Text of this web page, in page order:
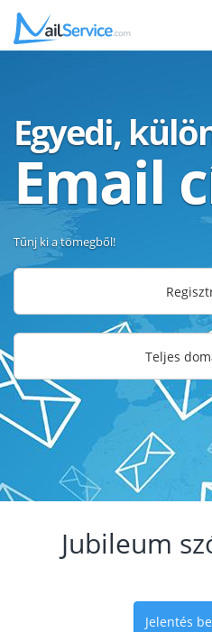
Egyedi,
Email
Tűnj ki a tömegből!
Teljes
Jubileum
Jelentés